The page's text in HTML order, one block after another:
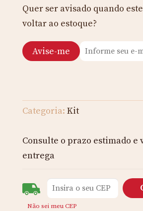
Quer ser avisado quando
voltar ao estoque?
Avise-me
Categoria: Kit
Consulte o prazo estimado e
entrega
Não sei meu CEP